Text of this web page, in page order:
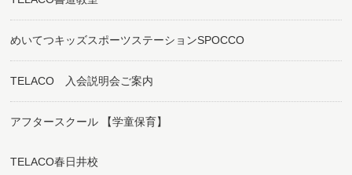
めいてつキッズスポーツステーションSPOCCO
TELACO 入会説明会ご案内
アフタースクール 【学童保育】
TELACO春日井校